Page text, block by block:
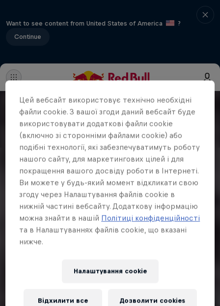
Want to see content from United States of America
?
Continue
Цей вебсайт використовує технічно необхідні
файли cookie. З вашої згоди даний вебсайт буде
використовувати додаткові файли cookie
(включно зі сторонніми файлами cookie) або
подібні технології, які забезпечуватимуть роботу
нашого сайту, для маркетингових цілей і для
покращення вашого досвіду роботи в Інтернеті.
Ви можете у будь-який момент відкликати свою
згоду через Налаштування файлів cookie в
нижній частині вебсайту. Додаткову інформацію
можна знайти в нашій Політиці конфіденційності
та в Налаштуваннях файлів cookie, що вказані
нижче.
Налаштування cookie
Відхилити все Дозволити cookies